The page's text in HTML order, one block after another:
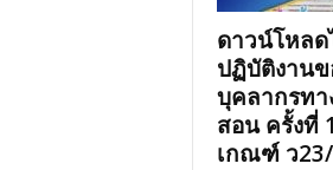
ดาวน์โหลด
ปฏิบัติงาน
บุคลากรทา
สอน ครั้งที่
เกณฑ์​ ว